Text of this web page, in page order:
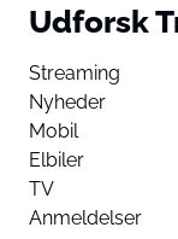
Udforsk
Streaming
Nyheder
Mobil
Elbiler
TV
Anmeldelser